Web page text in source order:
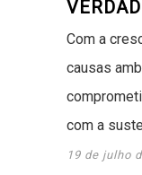
Com a
causas
com a
19 de julho